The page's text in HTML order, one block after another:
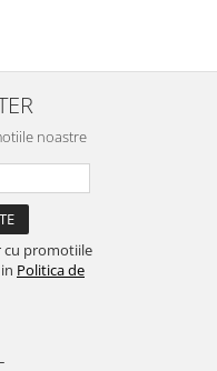
noastre
cu promotiile
Politica de